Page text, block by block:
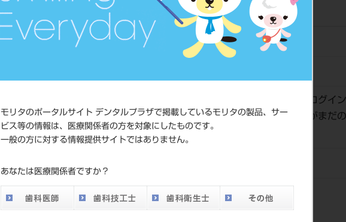
モリタのポータルサイト デンタルプラザで掲載しているモリタの製品、サー
ビス等の情報は、医療関係者の方を対象にしたものです。
一般の方に対する情報提供サイトではありません。
あなたは医療関係者ですか？
ノンラテックスラバーダム
品目コード 206510903
標準価格
ログイン
ネット会員登録がまだの
DO vol.26 掲載ペー
ジ
129